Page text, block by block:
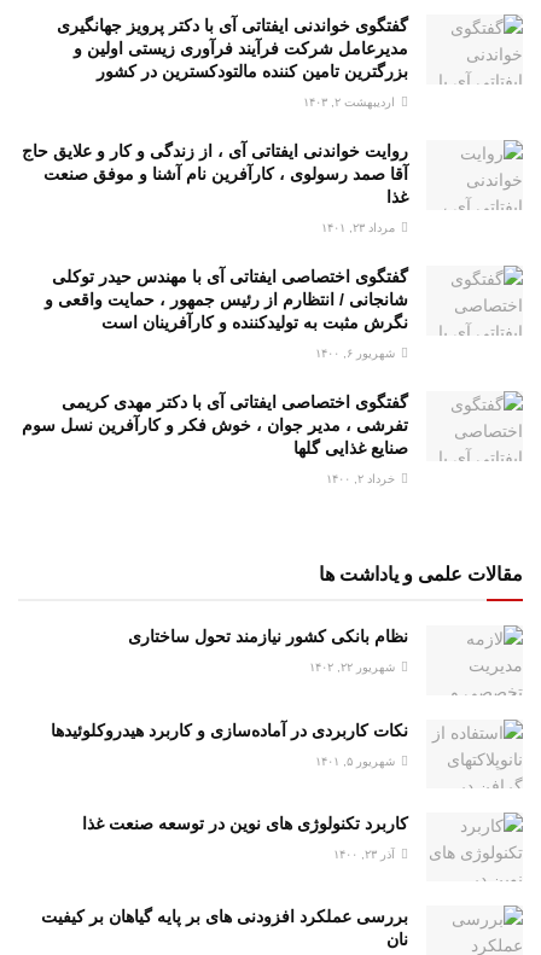
گفتگوی خواندنی ایفتاتی آی با دکتر پرویز جهانگیری
مدیرعامل شرکت فرآیند فرآوری زیستی اولین و
بزرگترین تامین کننده مالتودکسترین در کشور
اردیبهشت ۲, ۱۴۰۳
روایت خواندنی ایفتاتی آی ، از زندگی و کار و علایق حاج
آقا صمد رسولوی ، کارآفرین نام آشنا و موفق صنعت
غذا
مرداد ۲۳, ۱۴۰۱
گفتگوی اختصاصی ایفتاتی آی با مهندس حیدر توکلی
شانجانی / انتظارم از رئیس جمهور ، حمایت واقعی و
نگرش مثبت به تولیدکننده و کارآفرینان است
شهریور ۶, ۱۴۰۰
گفتگوی اختصاصی ایفتاتی آی با دکتر مهدی کریمی
تفرشی ، مدیر جوان ، خوش فکر و کارآفرین نسل سوم
صنایع غذایی گلها
خرداد ۲, ۱۴۰۰
مقالات علمی و یاداشت ها
نظام بانکی کشور نیازمند تحول ساختاری
شهریور ۲۲, ۱۴۰۲
نکات کاربردی در آماده‌سازی و کاربرد هیدروکلوئیدها
شهریور ۵, ۱۴۰۱
کاربرد تکنولوژی های نوین در توسعه صنعت غذا
آذر ۲۳, ۱۴۰۰
بررسی عملکرد افزودنی های بر پایه گیاهان بر کیفیت
نان